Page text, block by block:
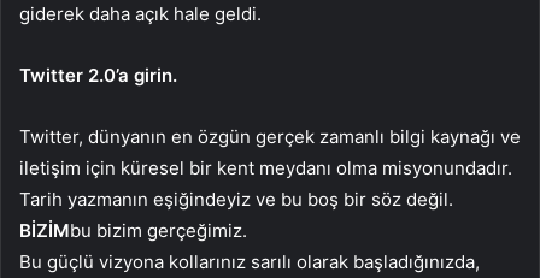
giderek daha açık hale geldi.
Twitter 2.0’a girin.
Twitter, dünyanın en özgün gerçek zamanlı bilgi kaynağı ve
iletişim için küresel bir kent meydanı olma misyonundadır.
Tarih yazmanın eşiğindeyiz ve bu boş bir söz değil.
BİZİMbu bizim gerçeğimiz.
Bu güçlü vizyona kollarınız sarılı olarak başladığınızda,